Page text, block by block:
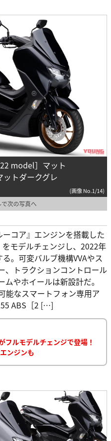
model］マット
ットダークグレ
(画像 No.1/14)
次の写真へ
コア』エンジンを搭載した
モデルチェンジし、2022年
。可変バルブ機構VVAやス
、トラクションコントロール
やホイールは新設計だ。
能なスマートフォン専用ア
ABS［2 […]
フルモデルチェンジで登場！
ンジンも